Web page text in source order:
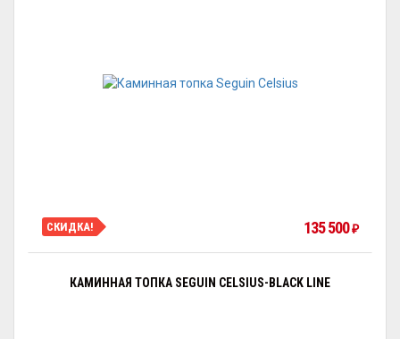
СКИДКА! 135 500₽
КАМИННАЯ ТОПКА SEGUIN CELSIUS-BLACK LINE